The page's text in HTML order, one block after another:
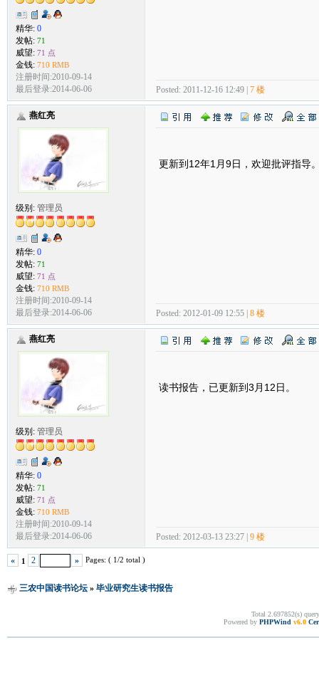
精华: 0
发帖: 71
威望: 71 点
金钱: 710 RMB
注册时间:2010-09-14
最后登录:2014-06-06
Posted: 2011-12-16 12:49 | 7 楼
燕红亮
级别: 管理员
精华: 0
发帖: 71
威望: 71 点
金钱: 710 RMB
注册时间:2010-09-14
最后登录:2014-06-06
更新到12年1月9日，欢迎批评指导
Posted: 2012-01-09 12:55 | 8 楼
燕红亮
级别: 管理员
精华: 0
发帖: 71
威望: 71 点
金钱: 710 RMB
注册时间:2010-09-14
最后登录:2014-06-06
读书报告，已更新到3月12日。
Posted: 2012-03-13 23:27 | 9 楼
« 1 2 » Pages: ( 1/2 total )
三农中国读书论坛» 毕业研究生读书报告
Total 2.697852(s)
Powered by PHPWind v6.0